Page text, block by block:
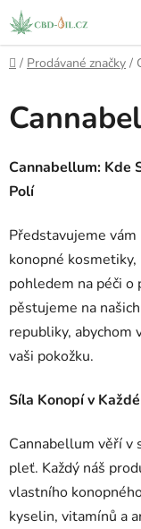
Přejít
na
obsah
Domů
/ Prodávané značky /
Cannabellum: Kde
Polí
Představujeme
konopné
pohledem na péči
pěstujeme na
republiky, abychom
vaši pokožku.
Síla Konopí v
Cannabellum věří v
pleť. Každý náš
vlastního
kyselin, vitamínů a